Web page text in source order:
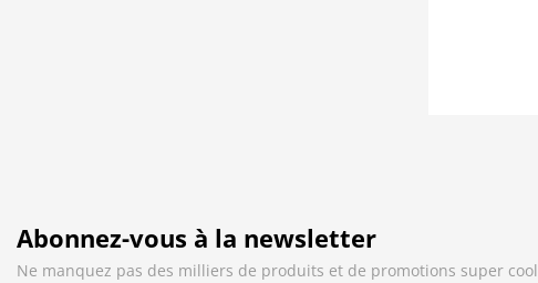
Abonnez-vous à la newsletter
Ne manquez pas des milliers de produits et de promotions super cool